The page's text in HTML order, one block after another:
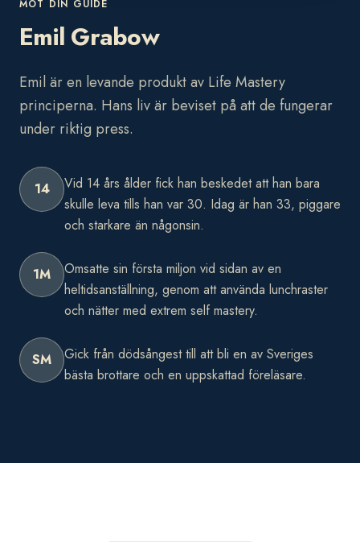
MÖT DIN GUIDE
Emil Grabow
Emil är en levande produkt av Life Mastery
principerna. Hans liv är beviset på att de fungerar
under riktig press.
14
Vid 14 års ålder fick han beskedet att han bara
skulle leva tills han var 30. Idag är han 33, piggare
och starkare än någonsin.
1M
Omsatte sin första miljon vid sidan av en
heltidsanställning, genom att använda lunchraster
och nätter med extrem self mastery.
SM
Gick från dödsångest till att bli en av Sveriges
bästa brottare och en uppskattad föreläsare.